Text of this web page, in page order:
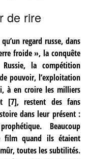
de rire
regard russe, dans
froide », la conquête
la compétition
pouvoir, l’exploitation
à en croire les milliers
[7], restent des fans
dans leur présent :
Beaucoup
film quand ils étaient
toutes les subtilités.